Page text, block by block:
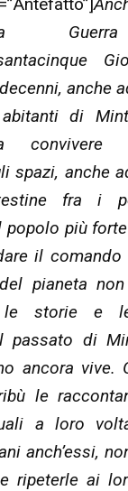
anche
di
convivere
spazi, anche
fra i
popolo più
il
pianeta
le storie e
passato di
ancora vive.
le
a loro
anch’essi,
ripeterle ai